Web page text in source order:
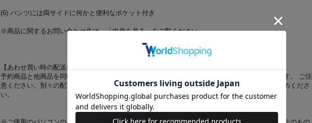
(6) パンツには両サイドに何かと便利なポケット付き
※商品に関するお問い合わせ先は、「中身を見る」をご覧ください
【あわせ買い時の配送について】
予約商品と他商品を同時にお求めの場合、最も発売日の遅い商品に合わせての一括配送となります。 ご注
意ください。別々の配送をご希望の場合は、お手数をおかけしますが、それぞれ個別にお買い求めくださ
い。